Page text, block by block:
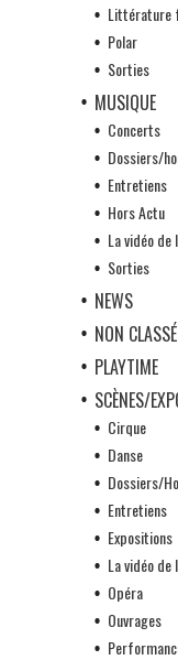
Littérature
Polar
Sorties
MUSIQUE
Concerts
Dossiers/
Entretiens
Hors Actu
La vidéo de
Sorties
NEWS
NON CLASSÉ
PLAYTIME
SCÈNES/
Cirque
Danse
Dossiers/
Entretiens
Expositions
La vidéo de
Opéra
Ouvrages